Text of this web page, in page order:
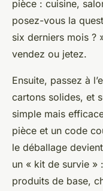
pièce : cuisine,
posez-vous la
six derniers mois ?
vendez ou jetez.
Ensuite, passez à
cartons solides, et
simple mais
pièce et un code
le déballage
un « kit de survie »
produits de base,